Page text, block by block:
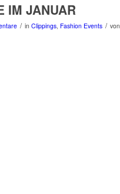
IM JANUAR
/ in Clippings, Fashion Events / von